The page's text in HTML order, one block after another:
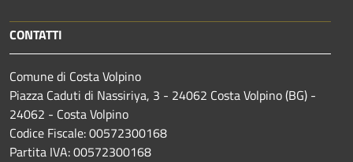
CONTATTI
Comune di Costa Volpino
Piazza Caduti di Nassiriya, 3 - 24062 Costa Volpino (BG) -
24062 - Costa Volpino
Codice Fiscale: 00572300168
Partita IVA: 00572300168